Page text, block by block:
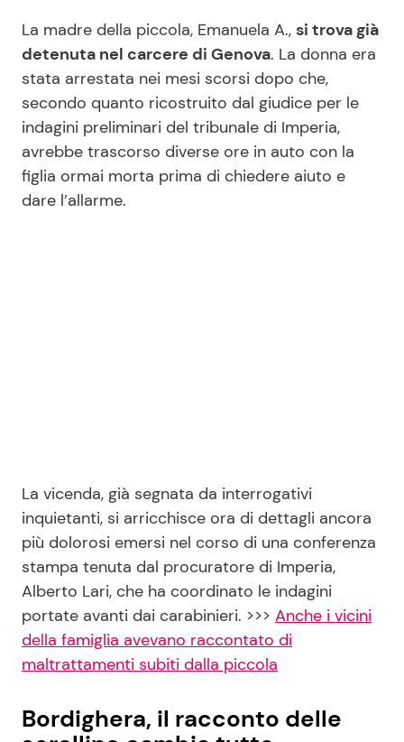
Pubblicità
Privacy Policy
La madre della piccola, Emanuela A., si trova già
detenuta nel carcere di Genova. La donna era
stata arrestata nei mesi scorsi dopo che,
secondo quanto ricostruito dal giudice per le
indagini preliminari del tribunale di Imperia,
avrebbe trascorso diverse ore in auto con la
figlia ormai morta prima di chiedere aiuto e
dare l’allarme.
La vicenda, già segnata da interrogativi
inquietanti, si arricchisce ora di dettagli ancora
più dolorosi emersi nel corso di una conferenza
stampa tenuta dal procuratore di Imperia,
Alberto Lari, che ha coordinato le indagini
portate avanti dai carabinieri. >>> Anche i vicini
della famiglia avevano raccontato di
maltrattamenti subiti dalla piccola
Bordighera, il racconto delle